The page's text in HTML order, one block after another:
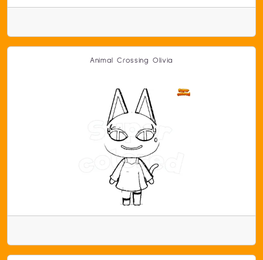
Animal Crossing Olivia